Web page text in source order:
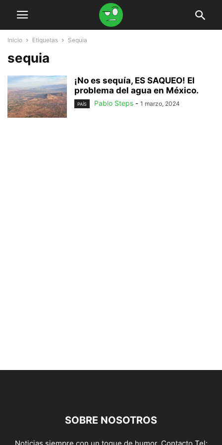
Inicio Etiquetas Sequia
sequia
¡No es sequía, ES SAQUEO! El
problema del agua en México.
PAÍS Pablo Steps - 1 marzo, 2024
SOBRE NOSOTROS